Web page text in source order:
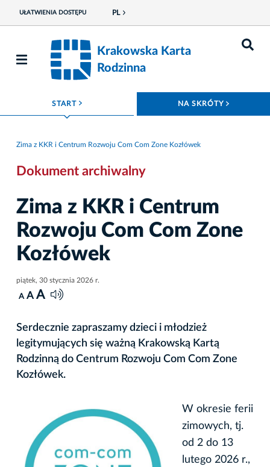
UŁATWIENIA DOSTĘPU PL
Krakowska Karta
Rodzinna
START ROZWIŃ MENU NA SKRÓTY
Zima z KKR i Centrum Rozwoju Com Com Zone Kozłówek
Dokument archiwalny
Zima z KKR i Centrum
Rozwoju Com Com Zone
Kozłówek
piątek, 30 stycznia 2026 r.
A A A
Serdecznie zapraszamy dzieci i młodzież
legitymujących się ważną Krakowską Kartą
Rodzinną do Centrum Rozwoju Com Com Zone
Kozłówek.
W okresie ferii
zimowych, tj.
od 2 do 13
lutego 2026 r.,